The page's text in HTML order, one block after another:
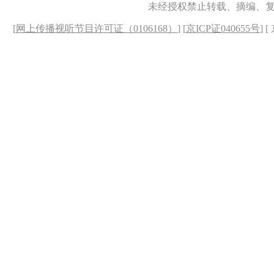
未经授权禁止转载、摘编、
[网上传播视听节目许可证（0106168） ] [京ICP证040655号] [